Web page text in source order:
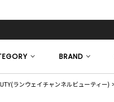
BRAND
ランウェイチャンネルビューティー)